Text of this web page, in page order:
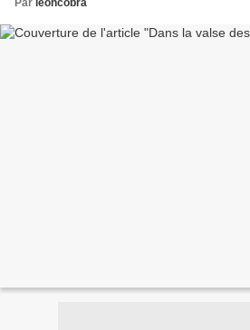
Par leoncobra